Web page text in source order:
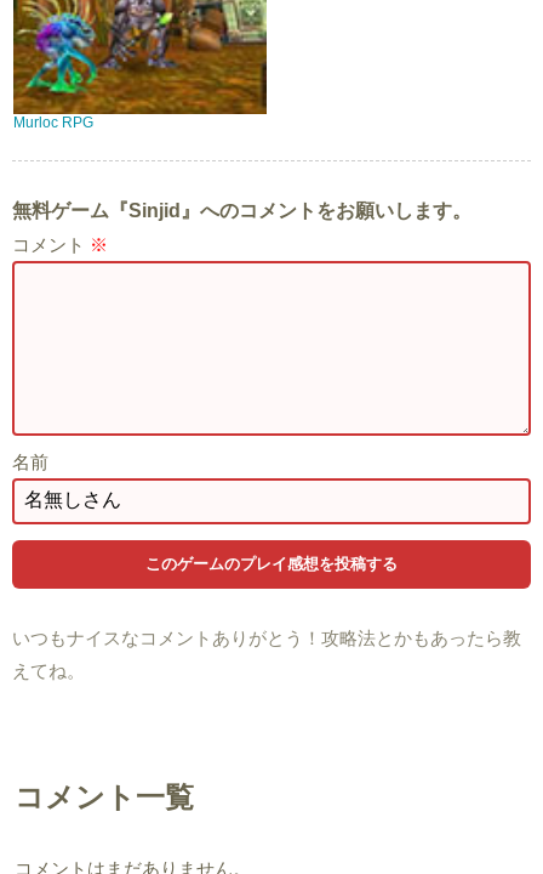
Murloc RPG
無料ゲーム『Sinjid』へのコメントをお願いします。
コメント ※
名前
いつもナイスなコメントありがとう！攻略法とかもあったら教
えてね。
コメント一覧
コメントはまだありません。